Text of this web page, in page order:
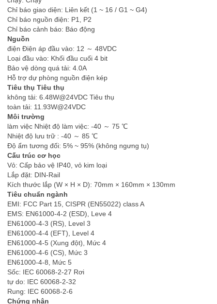
Chỉ báo giao diện: Liên kết (1 ~ 16 / G1 ~ G4)
Chỉ báo nguồn điện: P1, P2
Chỉ báo cảnh báo: Báo động
Nguồn
điện Điện áp đầu vào: 12 ～ 48VDC
Loại đầu vào: Khối đầu cuối 4 bit
Bảo vệ dòng quá tải: 4.0A
Hỗ trợ dự phòng nguồn điện kép
Tiêu thụ Tiêu thụ
không tải: 6.48W@24VDC Tiêu thụ
toàn tải: 11.93W@24VDC
Môi trường
làm việc Nhiệt độ làm việc: -40 ～ 75 ℃
Nhiệt độ lưu trữ : -40 ～ 85 ℃
Độ ẩm tương đối: 5% ~ 95% (không ngưng tụ)
Cấu trúc cơ học
Vỏ: Cấp bảo vệ IP40, vỏ kim loại
Lắp đặt: DIN-Rail
Kích thước lắp (W × H × D): 70mm × 160mm × 130mm
Tiêu chuẩn ngành
EMI: FCC Part 15, CISPR (EN55022) class A
EMS: EN61000-4-2 (ESD), Leve 4
EN61000-4-3 (RS), Level 3
EN61000-4-4 (EFT), Level 4
EN61000-4-5 (Xung đột), Mức 4
EN61000-4-6 (CS), Mức 3
EN61000-4-8, Mức 5
Sốc: IEC 60068-2-27 Rơi
tự do: IEC 60068-2-32
Rung: IEC 60068-2-6
Chứng nhận